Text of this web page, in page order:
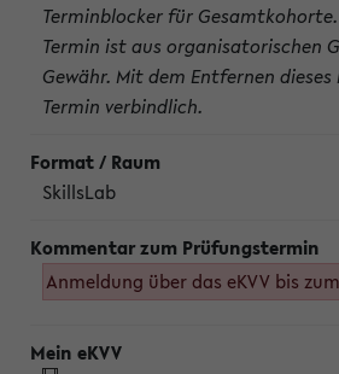
Terminblocker für
Termin ist aus organisatorischen
Gewähr. Mit dem Entfernen
Termin verbindlich.
SkillsLab
Anmeldung über das eKVV bis